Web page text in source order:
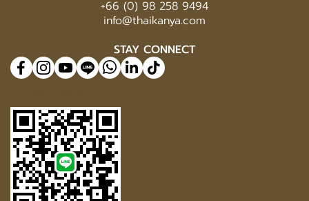
+66 (0) 98 258 9494
info@thaikanya.com
STAY CONNECT